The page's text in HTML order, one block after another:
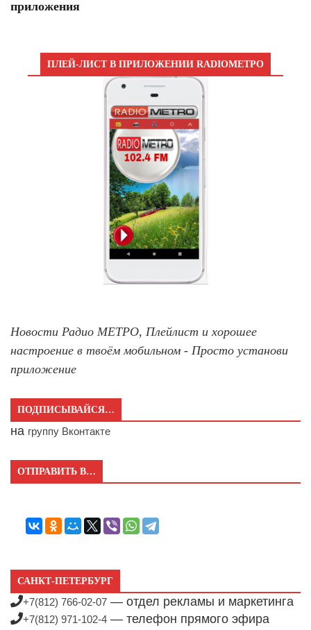
приложения
ПЛЕЙ-ЛИСТ В ПРИЛОЖЕНИИ RADIOМЕТРО
Новости Радио МЕТРО, Плейлист и хорошее
настроение в твоём мобильном - Просто установи
приложение
ПОДПИСЫВАЙСЯ…
на группу Вконтакте
ОТПРАВИТЬ В…
САНКТ-ПЕТЕРБУРГ
+7(812) 766-02-07 — отдел рекламы и маркетинга
+7(812) 971-102-4 — телефон прямого эфира